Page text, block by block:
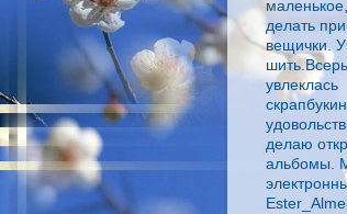
делать
вещички.
увлеклась
делаю
альбомы.